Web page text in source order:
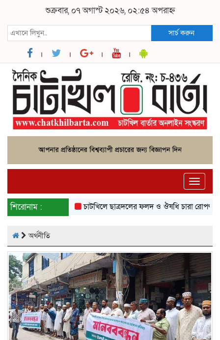
শুক্রবার, ০৭ অগাস্ট ২০২৬, ০২:৫৪ অপরাহ্ন
সার্চ করুন
Toggle
শিরোনাম :
চাটখিলে ছাত্রদলের ফলদ ও ঔষধি চারা রোপণ
অর্থনীতি